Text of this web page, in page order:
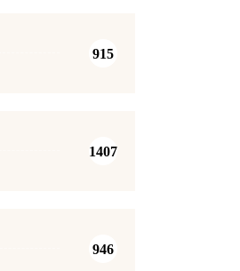
915
1407
946